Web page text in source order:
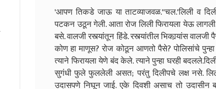
'आपण तिकडे जाऊ या ताटव्याजवळ.''चल.'लिली व
पटकन उठून गेली. आता रोज लिली फिरायला येऊ लागली.
बसे. वालजी रस्त्यांतून हिंडे. रस्त्यांतील भिकार्‍यांस
कोण हा माणूस?रोज कोठून आणतो पैसे?पोलिसांचे
त्याने फिरायला येणे बंद केले. त्याने पुन्हा घरही बदलले.
सुगंधी फुले फुललेली असत;परंतु दिलीपचे लक्ष नसे.
उदासपणे निघून जाई. एके दिवशी असाच तो उदासीन